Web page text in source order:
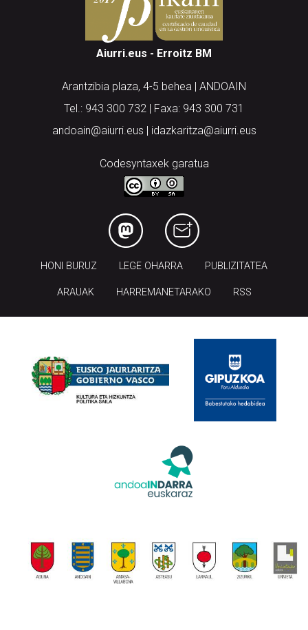
Aiurri.eus - Erroitz BM
Arantzibia plaza, 4-5 behea | ANDOAIN
Tel.: 943 300 732 | Faxa: 943 300 731
andoain@aiurri.eus | idazkaritza@aiurri.eus
Codesyntaxek garatua
HONI BURUZ LEGE OHARRA PUBLIZITATEA
ARAUAK HARREMANETARAKO RSS